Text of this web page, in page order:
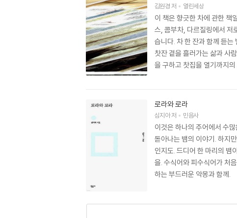
김원경저 열린세상
이 책은 향긋한 차에 관한 책
스, 콤부차, 다르질링에서 저
습니다. 차 한 잔과 함께 듣
찻잔 곁을 흘러가는 삶과 사
을 구하고 찻집을 열기까지
가 손에 잡힐 듯 생생하게 펼쳐
로라와 로라
심지아저 민음사
이것은 하나의 주어에서 수
돋아나는 뱀의 이야기. 하지
인지도. 드디어 한 마리의 뱀
을. 수식어와 피수식어가 처
하는 부드러운 악몽과 함께.